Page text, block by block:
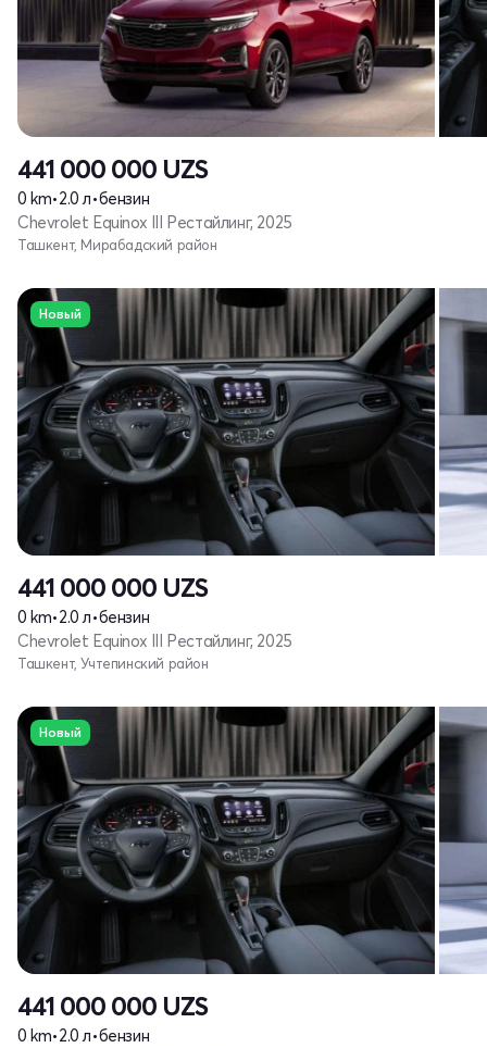
441 000 000 UZS
0 km•2.0 л•бензин
Chevrolet Equinox III Рестайлинг, 2025
Ташкент, Мирабадский район
Новый
441 000 000 UZS
0 km•2.0 л•бензин
Chevrolet Equinox III Рестайлинг, 2025
Ташкент, Учтепинский район
Новый
441 000 000 UZS
0 km•2.0 л•бензин